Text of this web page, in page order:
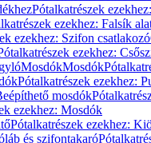
Pótalkatrészek
ezekhez: Falsík
ezekhez: Szifon csatlakozó
ezekhez:
MosdókMosdók
Pótalkatrészek ezekhez:
mosdók
ezekhez: Mosdók
Pótalkatrészek ezekhez:
és szifontakaró